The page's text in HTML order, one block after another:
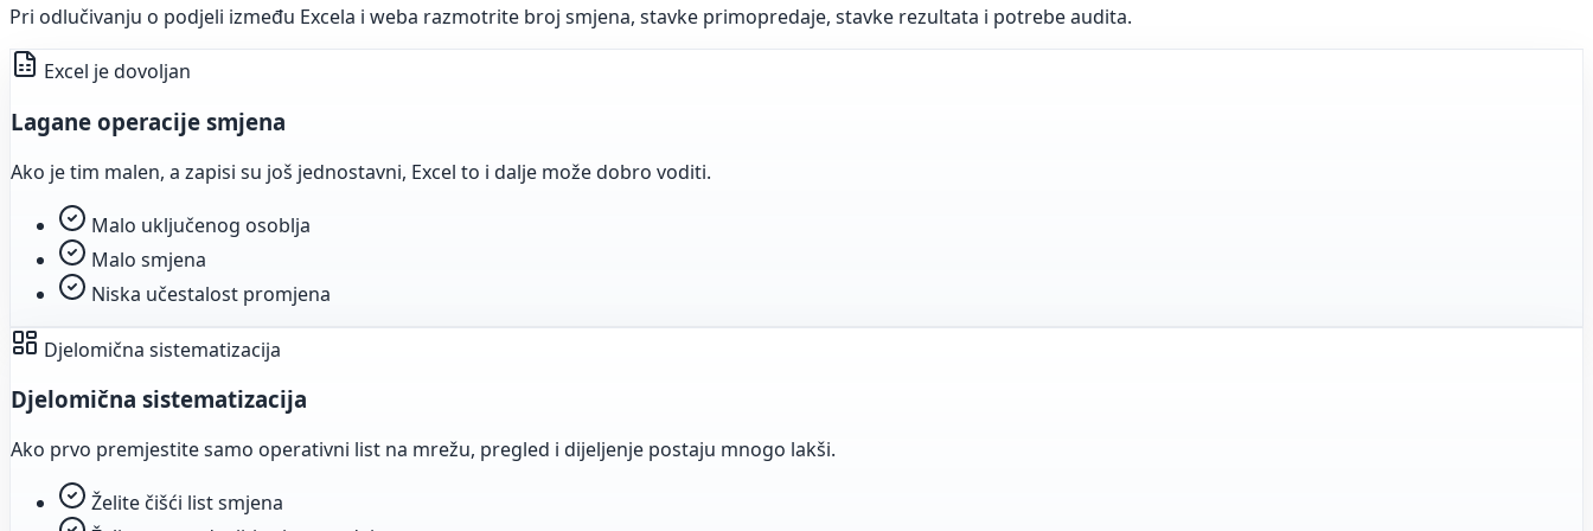
Pri odlučivanju o podjeli između Excela i weba razmotrite broj smjena, stavke primopredaje, stavke rezultata i potrebe audita.
Excel je dovoljan
Lagane operacije smjena
Ako je tim malen, a zapisi su još jednostavni, Excel to i dalje može dobro voditi.
Malo uključenog osoblja
Malo smjena
Niska učestalost promjena
Djelomična sistematizacija
Djelomična sistematizacija
Ako prvo premjestite samo operativni list na mrežu, pregled i dijeljenje postaju mnogo lakši.
Želite čišći list smjena